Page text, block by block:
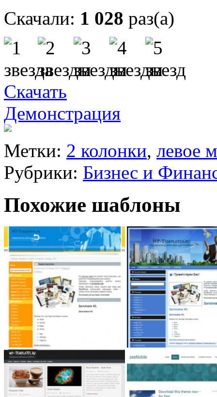
Скачали: 1 028 раз(а)
Скачать
Демонстрация
Метки: 2 колонки, левое
Рубрики: Бизнес и
Похожие шаблоны